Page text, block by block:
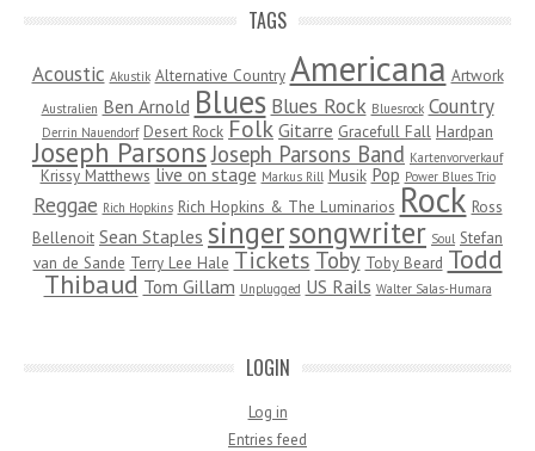
TAGS
Acoustic Akustik Alternative Country Americana Artwork
Australien Ben Arnold Blues Blues Rock Bluesrock Country
Derrin Nauendorf Desert Rock Folk Gitarre Gracefull Fall Hardpan
Joseph Parsons Joseph Parsons Band Kartenvorverkauf
Krissy Matthews live on stage Markus Rill Musik Pop Power Blues Trio
Reggae Rich Hopkins Rich Hopkins & The Luminarios Rock Ross
Bellenoit Sean Staples singersongwriter Soul Stefan
van de Sande Terry Lee Hale Tickets Toby Toby Beard Todd
Thibaud Tom Gillam Unplugged US Rails Walter Salas-Humara
LOGIN
Log in
Entries feed